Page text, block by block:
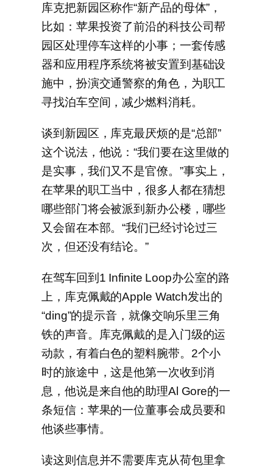
库克把新园区称作“新产品的母体”，
比如：苹果投资了前沿的科技公司帮
园区处理停车这样的小事；一套传感
器和应用程序系统将被安置到基础设
施中，扮演交通警察的角色，为职工
寻找泊车空间，减少燃料消耗。
谈到新园区，库克最厌烦的是“总部”
这个说法，他说：“我们要在这里做的
是实事，我们又不是官僚。”事实上，
在苹果的职工当中，很多人都在猜想
哪些部门将会被派到新办公楼，哪些
又会留在本部。“我们已经讨论过三
次，但还没有结论。”
在驾车回到1 Infinite Loop办公室的路
上，库克佩戴的Apple Watch发出的
“ding”的提示音，就像交响乐里三角
铁的声音。库克佩戴的是入门级的运
动款，有着白色的塑料腕带。2个小
时的旅途中，这是他第一次收到消
息，他说是来自他的助理Al Gore的一
条短信：苹果的一位董事会成员要和
他谈些事情。
读这则信息并不需要库克从荷包里拿